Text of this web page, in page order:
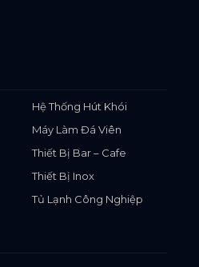
Hệ Thống Hút Khói
Máy Làm Đá Viên
Thiết Bị Bar – Cafe
Thiết Bị Inox
Tủ Lạnh Công Nghiệp